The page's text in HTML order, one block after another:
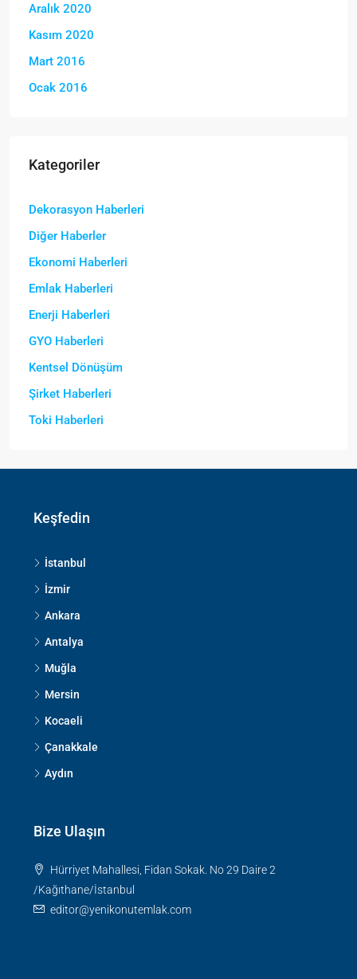
Aralık 2020
Kasım 2020
Mart 2016
Ocak 2016
Kategoriler
Dekorasyon Haberleri
Diğer Haberler
Ekonomi Haberleri
Emlak Haberleri
Enerji Haberleri
GYO Haberleri
Kentsel Dönüşüm
Şirket Haberleri
Toki Haberleri
Keşfedin
İstanbul
İzmir
Ankara
Antalya
Muğla
Mersin
Kocaeli
Çanakkale
Aydın
Bize Ulaşın
Hürriyet Mahallesi, Fidan Sokak. No 29 Daire 2
/Kağıthane/İstanbul
editor@yenikonutemlak.com